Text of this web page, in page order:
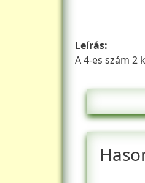
Leírás
A 4-es szám 2